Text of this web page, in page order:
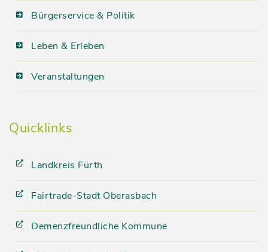
Bürgerservice & Politik
Leben & Erleben
Veranstaltungen
Quicklinks
Landkreis Fürth
Fairtrade-Stadt Oberasbach
Demenzfreundliche Kommune